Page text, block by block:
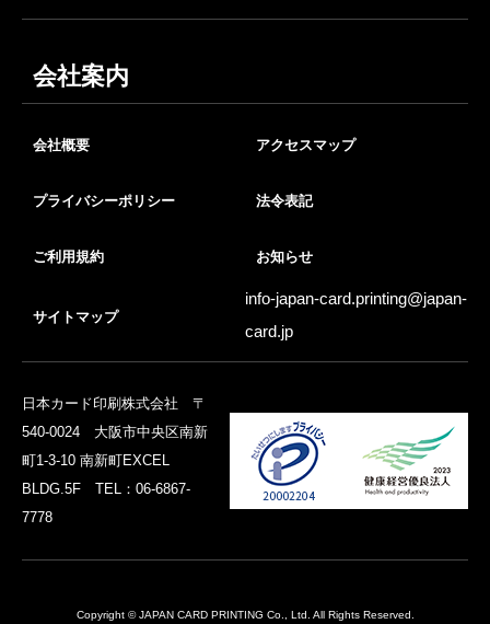
会社案内
会社概要 アクセスマップ
プライバシーポリシー 法令表記
ご利用規約 お知らせ
サイトマップ
info-japan-card.printing@japan-
card.jp
日本カード印刷株式会社 〒
540-0024 大阪市中央区南新
町1-3-10 南新町EXCEL
BLDG.5F TEL：06-6867-
7778
Copyright © JAPAN CARD PRINTING Co., Ltd. All Rights Reserved.